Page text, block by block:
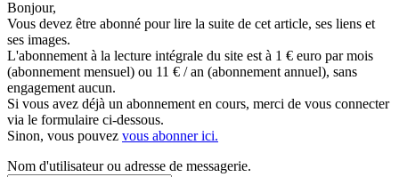
Bonjour,
Vous devez être abonné pour lire la suite de cet article, ses liens et
ses images.
L'abonnement à la lecture intégrale du site est à 1 € euro par mois
(abonnement mensuel) ou 11 € / an (abonnement annuel), sans
engagement aucun.
Si vous avez déjà un abonnement en cours, merci de vous connecter
via le formulaire ci-dessous.
Sinon, vous pouvez vous abonner ici.
Nom d'utilisateur ou adresse de messagerie.